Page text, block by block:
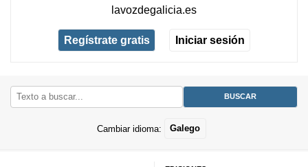
lavozdegalicia.es
Regístrate gratis Iniciar sesión
Cambiar idioma: Galego